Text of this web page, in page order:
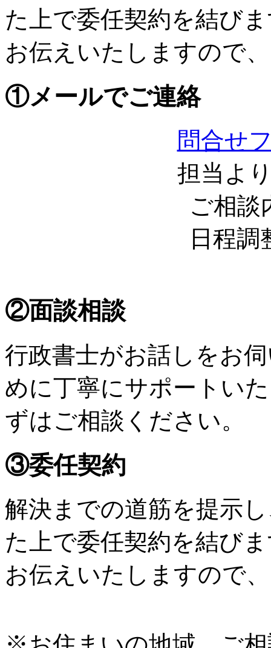
た上で委任契約を結び
お伝えいたしますので
①メールでご連絡
問合せ
担当よ
ご相談
日程調
②面談相談
行政書士がお話しをお
めに丁寧にサポートい
ずはご相談ください。
③委任契約
解決までの道筋を提示
た上で委任契約を結び
お伝えいたしますので